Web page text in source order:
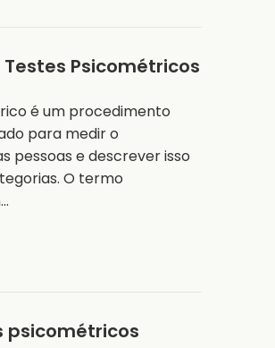
Testes Psicométricos
é um procedimento
para medir o
pessoas e descrever isso
O termo
psicométricos